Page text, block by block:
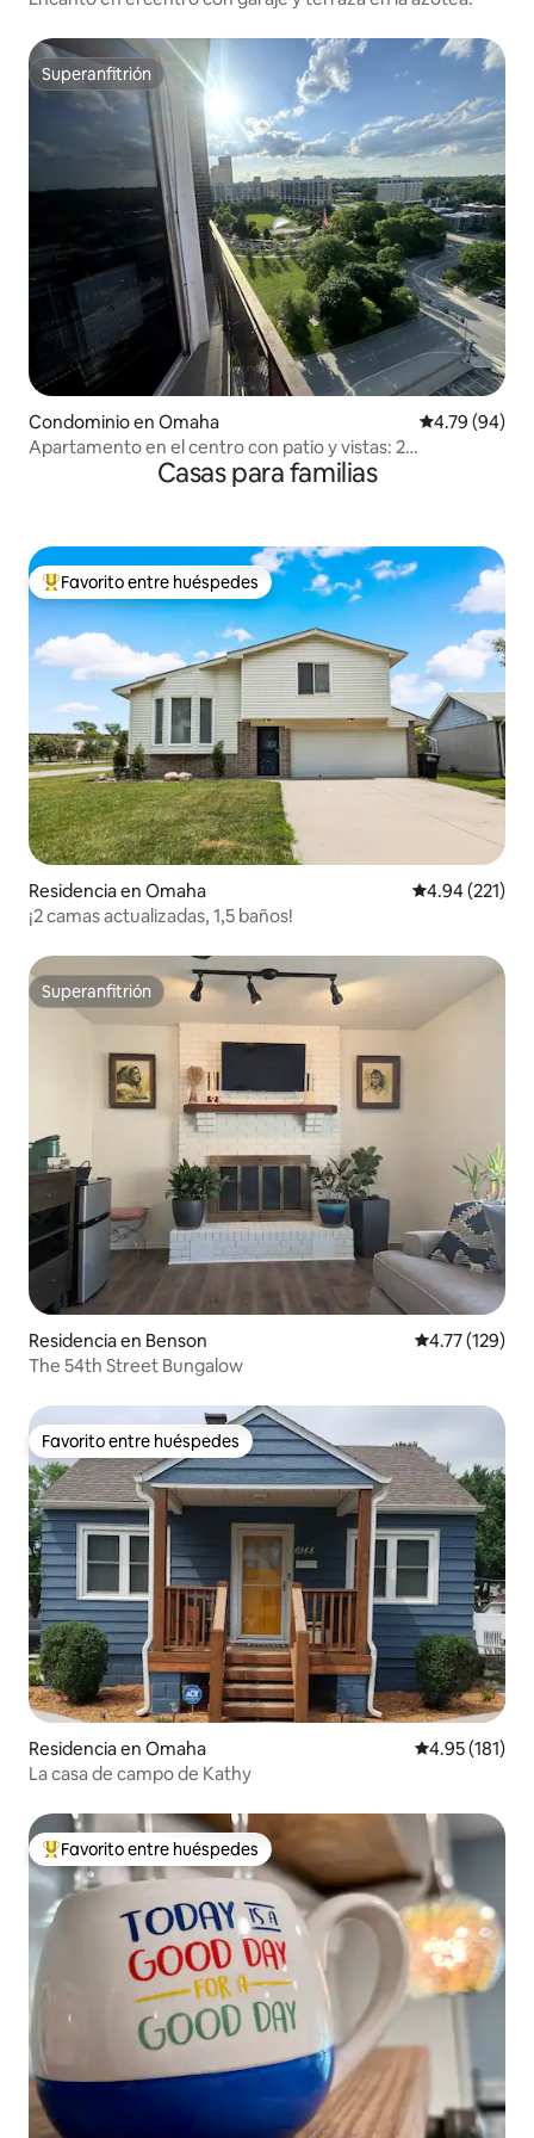
Superanfitrión
Superanfitrión
Condominio en Omaha Calificación
4.79 (94)
Apartamento en el centro con patio y vistas: 2
dormitorios, 2 bañosCasas para familias
De los mejores en Favorito entre huéspedes
Favorito entre huéspedes
Residencia en Omaha Calificación
4.94 (221)
¡2 camas actualizadas, 1,5 baños!
Superanfitrión
Superanfitrión
Residencia en Benson Calificación
4.77 (129)
The 54th Street Bungalow
Favorito entre huéspedes
Favorito entre huéspedes
Residencia en Omaha Calificación
4.95 (181)
La casa de campo de Kathy
De los mejores en Favorito entre huéspedes
Favorito entre huéspedes